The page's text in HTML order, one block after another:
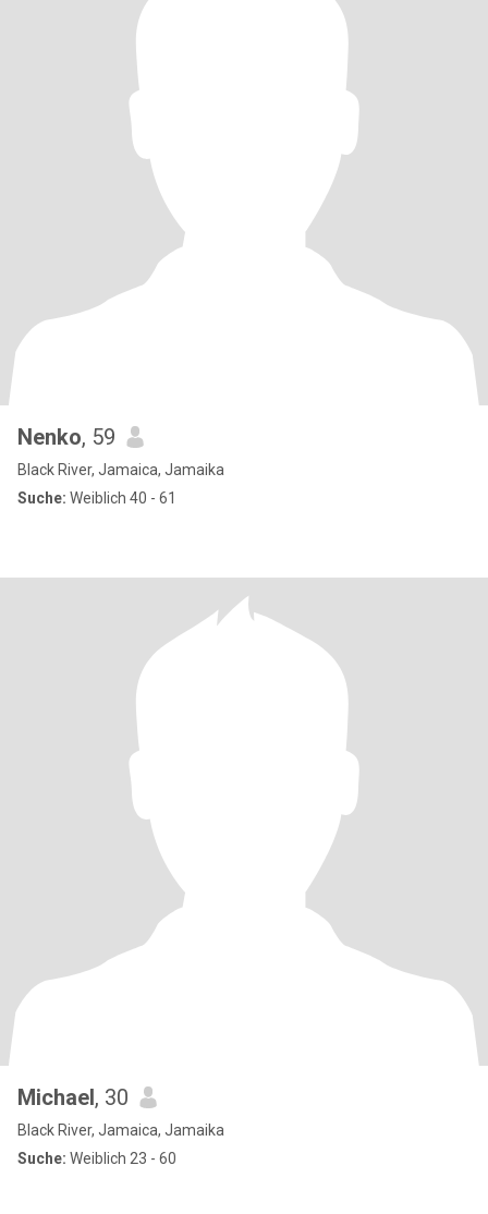
Nenko, 59
Black River, Jamaica, Jamaika
Suche: Weiblich 40 - 61
Michael, 30
Black River, Jamaica, Jamaika
Suche: Weiblich 23 - 60